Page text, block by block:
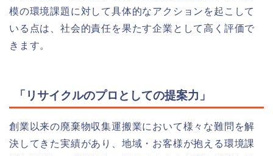
模の環境課題に対して具体的なアクションを起こして
いる点は、社会的責任を果たす企業として高く評価で
きます。
「リサイクルのプロとしての提案力」
創業以来の廃棄物収集運搬業において様々な難問を解
決してきた実績があり、地域・お客様が抱える環境課